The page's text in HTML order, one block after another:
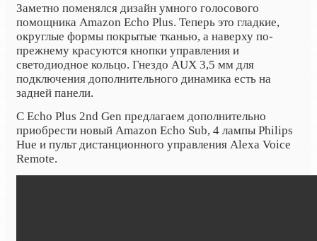
Заметно поменялся дизайн умного голосового
помощника Amazon Echo Plus. Теперь это гладкие,
округлые формы покрытые тканью, а наверху по-
прежнему красуются кнопки управления и
светодиодное кольцо. Гнездо AUX 3,5 мм для
подключения дополнительного динамика есть на
задней панели.
С Echo Plus 2nd Gen предлагаем дополнительно
приобрести новый Amazon Echo Sub, 4 лампы Philips
Hue и пульт дистанционного управления Alexa Voice
Remote.